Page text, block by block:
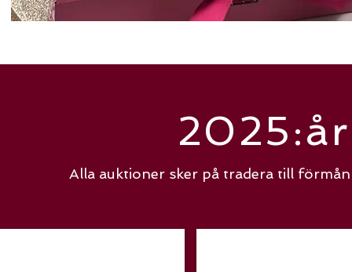
Alla auktioner sker på tradera till